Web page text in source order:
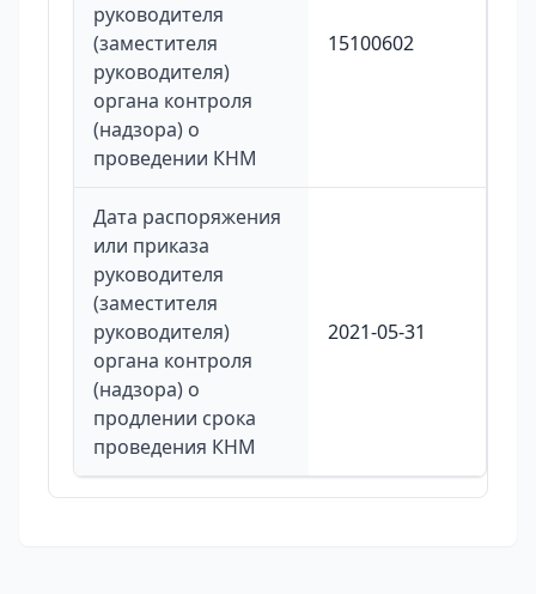
руководителя
(заместителя
руководителя)
органа контроля
(надзора) о
проведении КНМ
15100602
Дата распоряжения
или приказа
руководителя
(заместителя
руководителя)
органа контроля
(надзора) о
продлении срока
проведения КНМ
2021-05-31